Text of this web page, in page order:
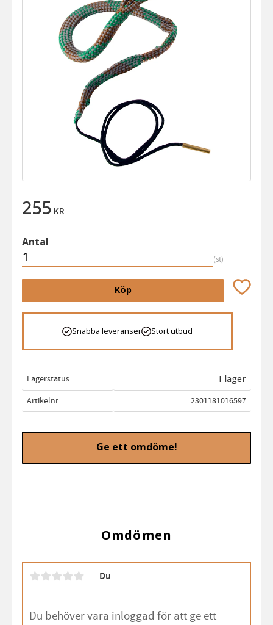
255 KR
Antal
st
Köp Lägg till
Snabba leveranser Stort utbud
Lagerstatus
I lager
Artikelnr
2301181016597
Ge ett omdöme!
Omdömen
Du